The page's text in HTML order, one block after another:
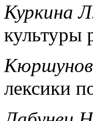
Куркина
культуры
лексики